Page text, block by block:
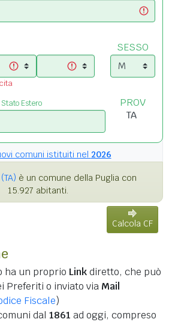
SESSO
Stato Estero PROV
comuni istituiti nel 2026
è un comune della Puglia con
15.927 abitanti.
Calcola CF
ha un proprio Linkdiretto, che può
Preferiti o inviato via Mail
Fiscale)
dal 1861 ad oggi, compreso